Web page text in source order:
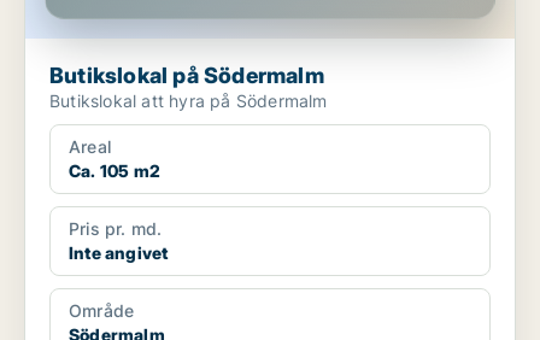
Butikslokal på Södermalm
Butikslokal att hyra på Södermalm
Areal
Ca. 105 m2
Pris pr. md.
Inte angivet
Område
Södermalm